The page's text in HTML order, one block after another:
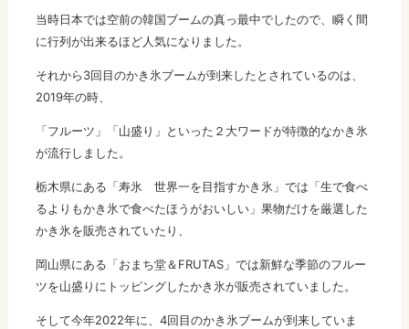
当時日本では空前の韓国ブームの真っ最中でしたので、瞬く間
に行列が出来るほど人気になりました。
それから3回目のかき氷ブームが到来したとされているのは、
2019年の時、
「フルーツ」「山盛り」といった２大ワードが特徴的なかき氷
が流行しました。
栃木県にある「寿氷 世界一を目指すかき氷」では「生で食べ
るよりもかき氷で食べたほうがおいしい」果物だけを厳選した
かき氷を販売されていたり、
岡山県にある「おまち堂＆FRUTAS」では新鮮な季節のフルー
ツを山盛りにトッピングしたかき氷が販売されていました。
そして今年2022年に、4回目のかき氷ブームが到来していま